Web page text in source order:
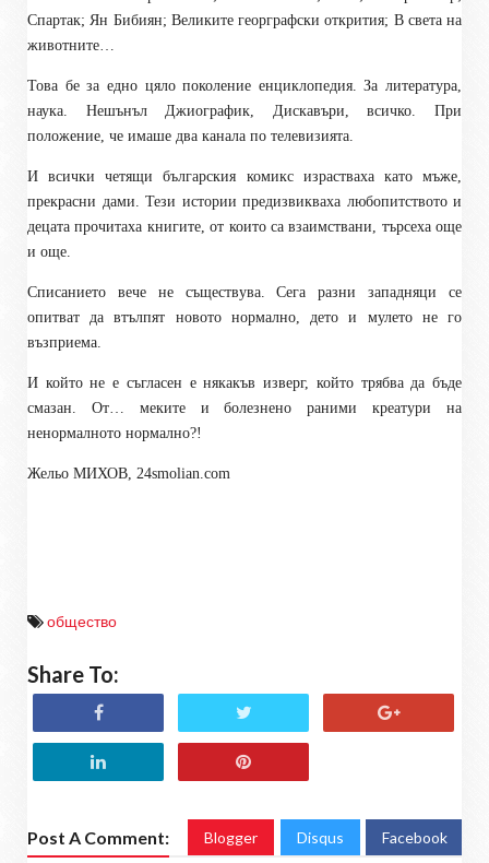
Спартак; Ян Бибиян; Великите георграфски открития; В света на
животните…
Това бе за едно цяло поколение енциклопедия. За литература,
наука. Нешънъл Джиографик, Дискавъри, всичко. При
положение, че имаше два канала по телевизията.
И всички четящи българския комикс израстваха като мъже,
прекрасни дами. Тези истории предизвикваха любопитството и
децата прочитаха книгите, от които са взаимствани, търсеха още
и още.
Списанието вече не съществува. Сега разни западняци се
опитват да втълпят новото нормално, дето и мулето не го
възприема.
И който не е съгласен е някакъв изверг, който трябва да бъде
смазан. От… меките и болезнено раними креатури на
ненормалното нормално?!
Жельо МИХОВ, 24smolian.com
общество
Share To:
Post A Comment: Blogger Disqus Facebook